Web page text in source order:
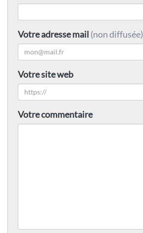
Votre adresse mail (non diffusée)
Votre site web
Votre commentaire